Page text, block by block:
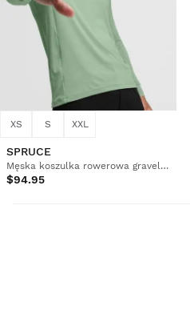
XS S XXL
SPRUCE
Męska koszulka rowerowa gravel z długim rękawem
$94.95